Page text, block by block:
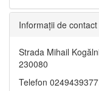
Informaţii de contact
Strada Mihail
230080
Telefon